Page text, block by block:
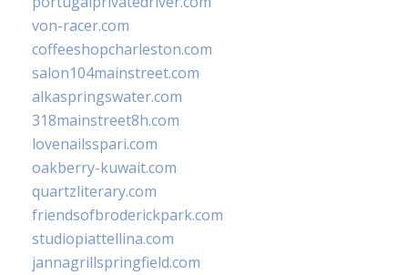
von-racer.com
coffeeshopcharleston.com
salon104mainstreet.com
alkaspringswater.com
318mainstreet8h.com
lovenailsspari.com
oakberry-kuwait.com
quartzliterary.com
friendsofbroderickpark.com
studiopiattellina.com
jannagrillspringfield.com